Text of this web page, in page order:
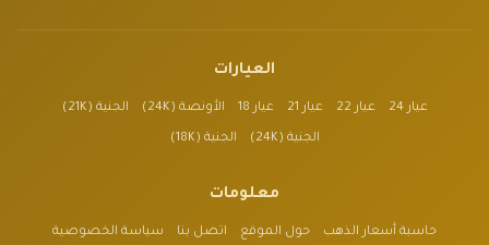
العيارات
عيار 24 عيار 22 عيار 21 عيار 18 الأونصة (24K) الجنية (21K)
الجنية (24K) الجنية (18K)
معلومات
حاسبة أسعار الذهب حول الموقع اتصل بنا سياسة الخصوصية